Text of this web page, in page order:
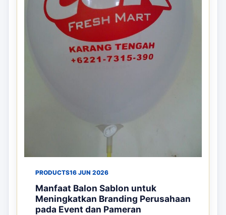
PRODUCTS16 JUN 2026
Manfaat Balon Sablon untuk
Meningkatkan Branding Perusahaan
pada Event dan Pameran